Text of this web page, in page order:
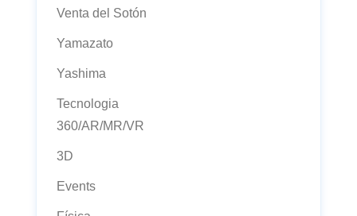
Venta del Sotón
Yamazato
Yashima
Tecnologia
360/AR/MR/VR
3D
Events